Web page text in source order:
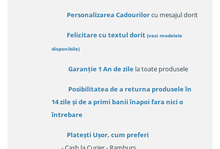
Personalizarea Cadourilorcu mesajul dorit
Felicitare cu textul dorit (vezi modelele
disponibile)
Garanție 1 An de zile la toate produsele
Posibilitatea de a returna produsele în
14 zileși de a primi banii înapoi fara nici o
întrebare
Platești Ușor, cum preferi